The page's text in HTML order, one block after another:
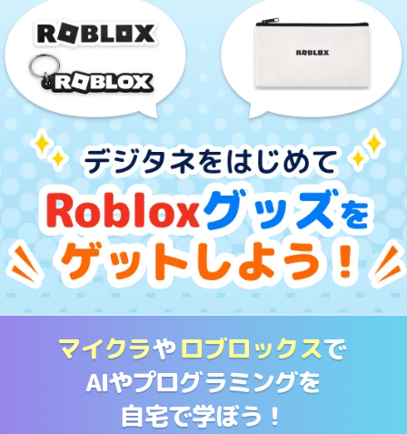
マイクラやロブロックスで
AIやプログラミングを
自宅で学ぼう！